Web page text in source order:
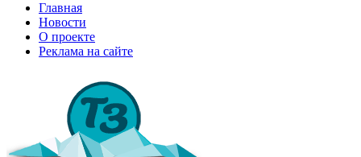
Главная
Новости
О проекте
Реклама на сайте